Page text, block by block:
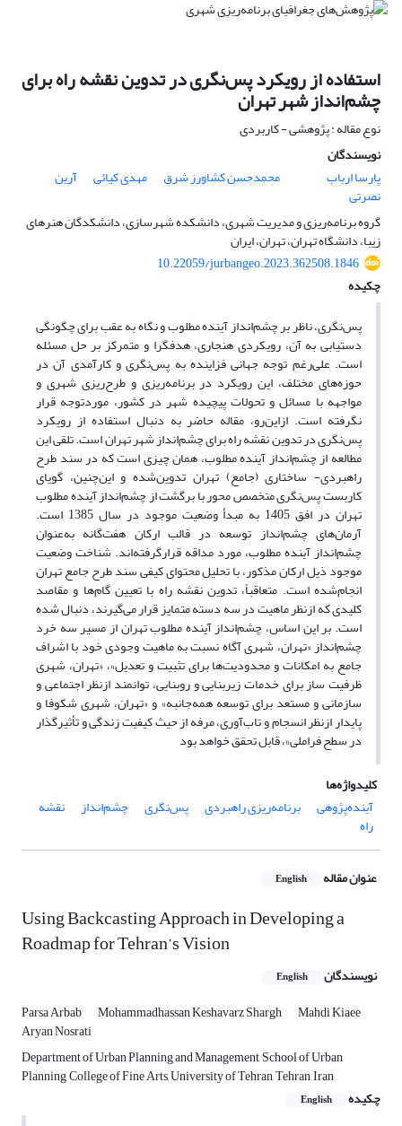
استفاده از رویکرد پس‌نگری در تدوین نقشه راه برای
چشم‌انداز شهر تهران
نوع مقاله : پژوهشی - کاربردی
نویسندگان
پارسا ارباب
محمدحسن کشاورز شرق مهدی کیائی آرین
نصرتی
گروه برنامه‌ریزی و مدیریت شهری، دانشکده شهرسازی، دانشکدگان هنرهای
زیبا، دانشگاه تهران، تهران، ایران
10.22059/jurbangeo.2023.362508.1846
چکیده
پس‌نگری، ناظر بر چشم‌انداز آینده مطلوب و نگاه به عقب برای چگونگی
دستیابی به آن، رویکردی هنجاری، هدفگرا و متمرکز بر حل مسئله
است. علی‌رغم توجه جهانی فزاینده به پس‌نگری و کارآمدی آن در
حوزه‌های مختلف، این رویکرد در برنامه‌ریزی و طرح‌ریزی شهری و
مواجهه با مسائل و تحولات پیچیده شهر در کشور، موردتوجه قرار
نگرفته است. ازاین‌رو، مقاله حاضر به دنبال استفاده از رویکرد
پس‌نگری در تدوین نقشه راه برای چشم‌انداز شهر تهران است. تلقی این
مطالعه از چشم‌انداز آینده مطلوب، همان چیزی است که در سند طرح
راهبردی- ساختاری (جامع) تهران تدوین‌شده و این‌چنین، گویای
کاربست پس‌نگری متخصص محور با برگشت از چشم‌انداز آینده مطلوب
تهران در افق 1405 به مبدأ وضعیت موجود در سال 1385 است.
آرمان‌های چشم‌انداز توسعه در قالب ارکان هفت‌گانه به‌عنوان
چشم‌انداز آینده مطلوب، مورد مداقه قرارگرفته‌اند. شناخت وضعیت
موجود ذیل ارکان مذکور، با تحلیل محتوای کیفی سند طرح جامع تهران
انجام‌شده است. متعاقباً، تدوین نقشه راه با تعیین گام‌ها و مقاصد
کلیدی که ازنظر ماهیت در سه دسته متمایز قرار می‌گیرند، دنبال شده
است. بر این اساس، چشم‌انداز آینده مطلوب تهران از مسیر سه خرد
چشم‌انداز «تهران، شهری آگاه نسبت به ماهیت وجودی خود با اشراف
جامع به امکانات و محدودیت‌ها برای تثبیت و تعدیل»، «تهران، شهری
ظرفیت ساز برای خدمات زیربنایی و روبنایی، توانمند ازنظر اجتماعی و
سازمانی و مستعد برای توسعه همه‌جانبه» و «تهران، شهری شکوفا و
پایدار ازنظر انسجام و تاب‌آوری، مرفه از حیث کیفیت زندگی و تأثیرگذار
در سطح فراملی»، قابل تحقق خواهد بود
کلیدواژه‌ها
آینده‌پژوهی
برنامه‌ریزی راهبردی پس‌نگری چشم‌انداز نقشه
راه
عنوان مقاله English
Using Backcasting Approach in Developing a
Roadmap for Tehran’s Vision
نویسندگان English
Parsa Arbab Mohammadhassan Keshavarz Shargh Mahdi Kiaee
Aryan Nosrati
Department of Urban Planning and Management, School of Urban
Planning, College of Fine Arts, University of Tehran, Tehran, Iran
چکیده
English